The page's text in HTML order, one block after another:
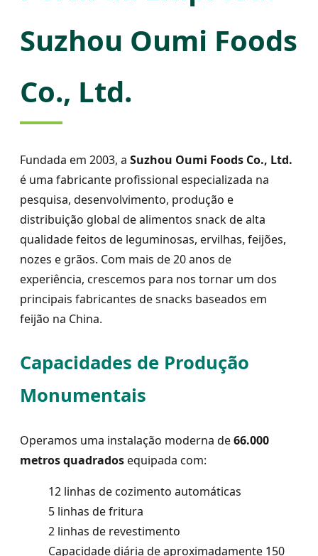
Suzhou Oumi Foods
Co., Ltd.
Fundada em 2003, a Suzhou Oumi Foods Co., Ltd.
é uma fabricante profissional especializada na
pesquisa, desenvolvimento, produção e
distribuição global de alimentos snack de alta
qualidade feitos de leguminosas, ervilhas, feijões,
nozes e grãos. Com mais de 20 anos de
experiência, crescemos para nos tornar um dos
principais fabricantes de snacks baseados em
feijão na China.
Capacidades de Produção
Monumentais
Operamos uma instalação moderna de66.000
metros quadradosequipada com:
12 linhas de cozimento automáticas
5 linhas de fritura
2 linhas de revestimento
Capacidade diária de aproximadamente 150